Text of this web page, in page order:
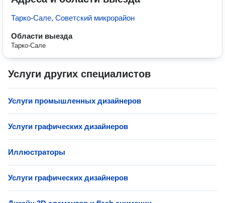
Тарко-Сале, Советский микрорайон
Области выезда
Тарко-Сале
Услуги других специалистов
Услуги промышленных дизайнеров
Услуги графических дизайнеров
Иллюстраторы
Услуги графических дизайнеров